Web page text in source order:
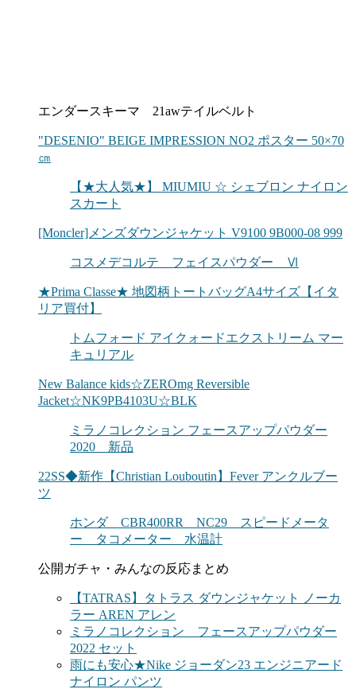
エンダースキーマ 21awテイルベルト
"DESENIO" BEIGE IMPRESSION NO2 ポスター 50×70
㎝
【★大人気★】 MIUMIU ☆ シェブロン ナイロン
スカート
[Moncler]メンズダウンジャケット V9100 9B000-08 999
コスメデコルテ フェイスパウダー Ⅵ
★Prima Classe★ 地図柄トートバッグA4サイズ【イタ
リア買付】
トムフォード アイクォードエクストリーム マー
キュリアル
New Balance kids☆ZEROmg Reversible
Jacket☆NK9PB4103U☆BLK
ミラノコレクション フェースアップパウダー
2020 新品
22SS◆新作【Christian Louboutin】Fever アンクルブー
ツ
ホンダ CBR400RR NC29 スピードメータ
ー タコメーター 水温計
公開ガチャ・みんなの反応まとめ
【TATRAS】タトラス ダウンジャケット ノーカ
ラー AREN アレン
ミラノコレクション フェースアップパウダー
2022 セット
雨にも安心★Nike ジョーダン23 エンジニアード
ナイロン パンツ